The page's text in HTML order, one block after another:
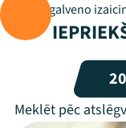
darba galveno